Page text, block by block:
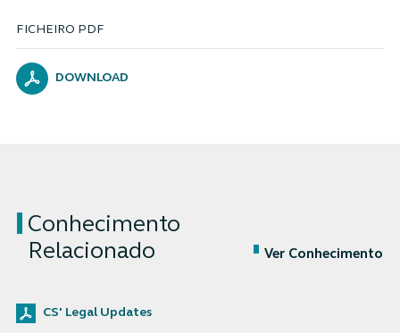
FICHEIRO PDF
DOWNLOAD
Conhecimento
Relacionado
Ver Conhecimento
CS' Legal Updates